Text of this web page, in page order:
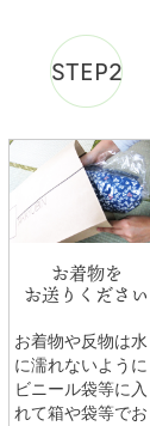
STEP2
お着物を
お送りください
お着物や反物は水
に濡れないように
ビニール袋等に入
れて箱や袋等でお